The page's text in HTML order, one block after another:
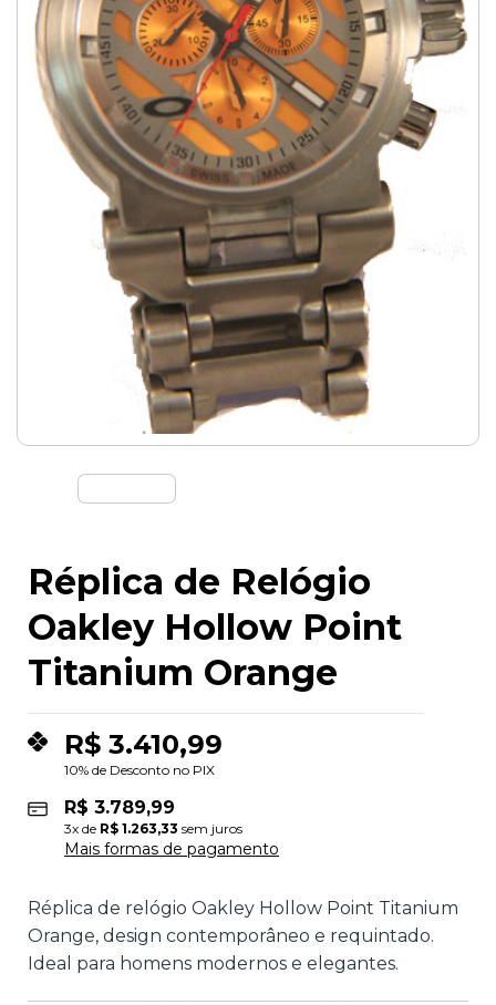
Réplica de Relógio
Oakley Hollow Point
Titanium Orange
R$ 3.410,99
10% de Desconto no PIX
R$ 3.789,99
3x de R$ 1.263,33 sem juros
Mais formas de pagamento
Réplica de relógio Oakley Hollow Point Titanium
Orange, design contemporâneo e requintado.
Ideal para homens modernos e elegantes.